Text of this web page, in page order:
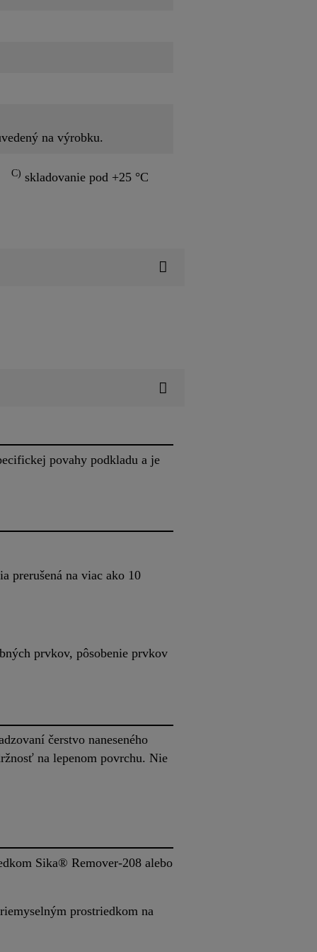
na výrobku.
C) skladovanie pod +25 °C
povahy podkladu a je
prerušená na viac ako 10
prvkov, pôsobenie prvkov
čerstvo naneseného
na lepenom povrchu. Nie
Sika® Remover-208 alebo
prostriedkom na